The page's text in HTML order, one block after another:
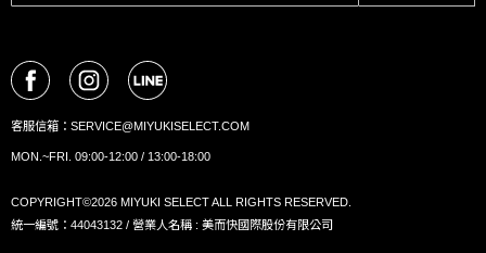
客服信箱： SERVICE@MIYUKISELECT.COM
MON.~FRI. 09:00-12:00 / 13:00-18:00
COPYRIGHT©2026 MIYUKI SELECT ALL RIGHTS RESERVED.
統一編號：44043132 / 營業人名稱 : 美而快國際股份有限公司